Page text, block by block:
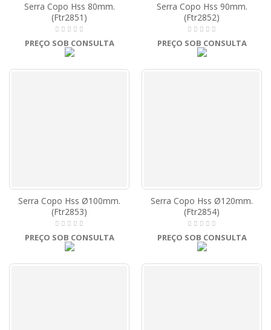
Serra Copo Hss 80mm.
(Ftr2851)
PREÇO SOB CONSULTA
Serra Copo Hss 90mm.
(Ftr2852)
PREÇO SOB CONSULTA
Serra Copo Hss Ø100mm.
(Ftr2853)
PREÇO SOB CONSULTA
Serra Copo Hss Ø120mm.
(Ftr2854)
PREÇO SOB CONSULTA